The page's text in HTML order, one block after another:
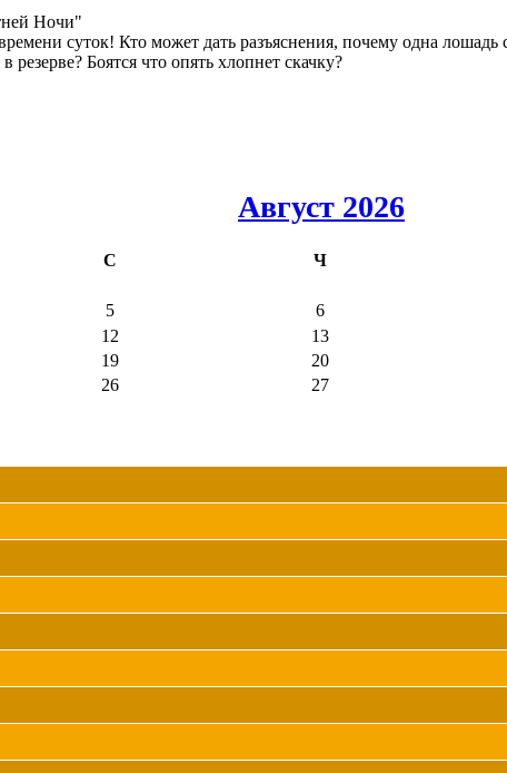
Ночи"
суток! Кто может дать разъяснения, почему одна
в резерве? Боятся что опять хлопнет скачку?
Август 2026
С Ч
5 6
12 13
19 20
26 27